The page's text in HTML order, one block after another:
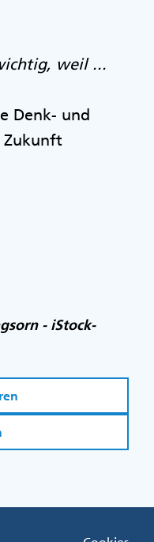
weil ...
Denk- und
Zukunft
- iStock-